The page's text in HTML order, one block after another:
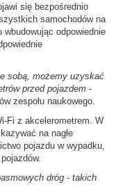
się bezpośrednio
samochodów na
odpowiednie
sobą, możemy uzyskać
przed pojazdem -
zespołu naukowego.
Fi z akcelerometrem. W
na nagłe
pojazdu w wypadku,
dróg - takich